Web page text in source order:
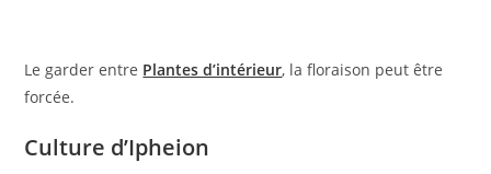
Le garder entre Plantes d’intérieur, la floraison peut être
forcée.
Culture d’Ipheion